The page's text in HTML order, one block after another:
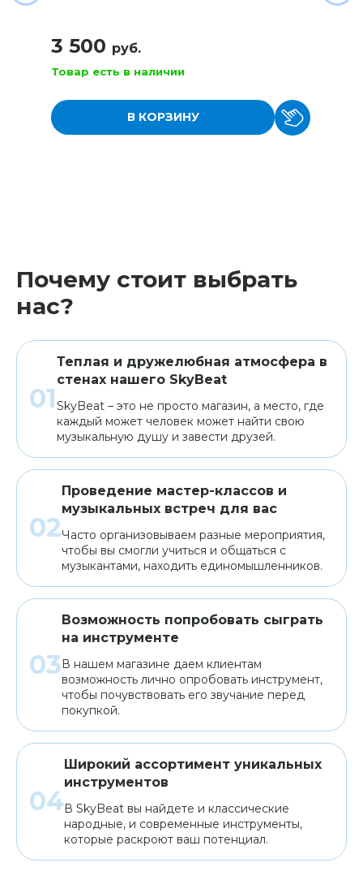
3 500 руб.
Товар есть в наличии
В КОРЗИНУ
Почему стоит выбрать
нас?
Теплая и дружелюбная атмосфера в
стенах нашего SkyBeat
SkyBeat – это не просто магазин, а место, где
каждый может человек может найти свою
музыкальную душу и завести друзей.
Проведение мастер-классов и
музыкальных встреч для вас
Часто организовываем разные мероприятия,
чтобы вы смогли учиться и общаться с
музыкантами, находить единомышленников.
Возможность попробовать сыграть
на инструменте
В нашем магазине даем клиентам
возможность лично опробовать инструмент,
чтобы почувствовать его звучание перед
покупкой.
Широкий ассортимент уникальных
инструментов
В SkyBeat вы найдете и классические
народные, и современные инструменты,
которые раскроют ваш потенциал.